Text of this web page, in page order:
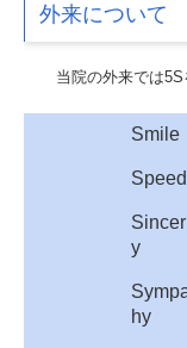
外来について
当院の外来では5S
Smile
Speed
y
hy